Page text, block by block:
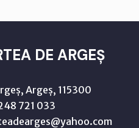
DE ARGEȘ
Argeș, 115300
721 033